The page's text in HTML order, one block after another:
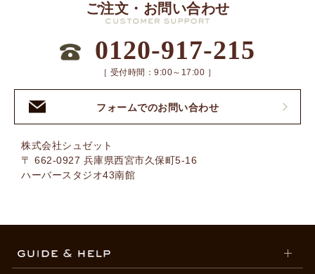
ご注文・お問い合わせ
0120-917-215
［ 受付時間：9:00～17:00 ］
フォームでのお問い合わせ
株式会社シュゼット
〒 662-0927 兵庫県西宮市久保町5-16
ハーバースタジオ43南館